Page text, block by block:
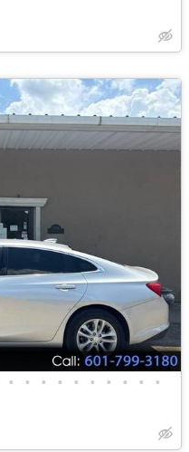
• • • • • • • • • •